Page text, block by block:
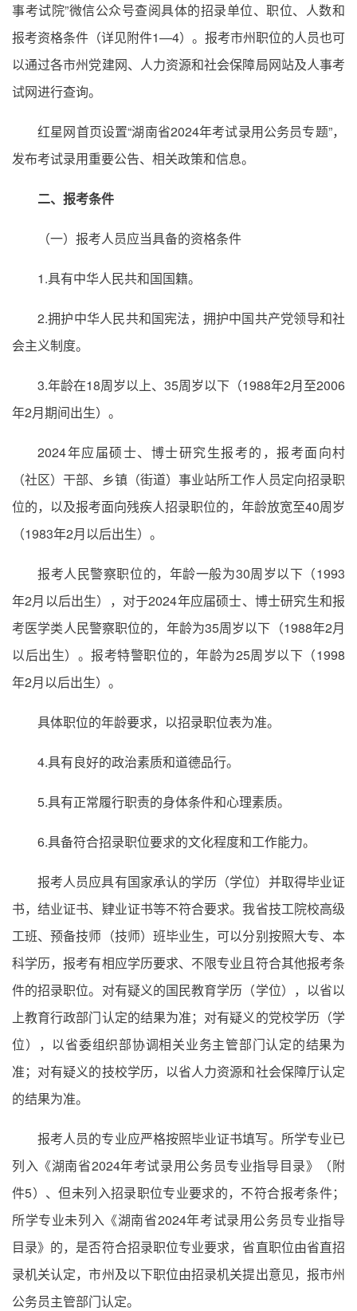
事考试院”微信公众号查阅具体的招录单位、职位、人数和
报考资格条件（详见附件1—4）。报考市州职位的人员也可
以通过各市州党建网、人力资源和社会保障局网站及人事考
试网进行查询。
红星网首页设置“湖南省2024年考试录用公务员专题”，
发布考试录用重要公告、相关政策和信息。
二、报考条件
（一）报考人员应当具备的资格条件
1.具有中华人民共和国国籍。
2.拥护中华人民共和国宪法，拥护中国共产党领导和社
会主义制度。
3.年龄在18周岁以上、35周岁以下（1988年2月至2006
年2月期间出生）。
2024年应届硕士、博士研究生报考的，报考面向村
（社区）干部、乡镇（街道）事业站所工作人员定向招录职
位的，以及报考面向残疾人招录职位的，年龄放宽至40周岁
（1983年2月以后出生）。
报考人民警察职位的，年龄一般为30周岁以下（1993
年2月以后出生），对于2024年应届硕士、博士研究生和报
考医学类人民警察职位的，年龄为35周岁以下（1988年2月
以后出生）。报考特警职位的，年龄为25周岁以下（1998
年2月以后出生）。
具体职位的年龄要求，以招录职位表为准。
4.具有良好的政治素质和道德品行。
5.具有正常履行职责的身体条件和心理素质。
6.具备符合招录职位要求的文化程度和工作能力。
报考人员应具有国家承认的学历（学位）并取得毕业证
书，结业证书、肄业证书等不符合要求。我省技工院校高级
工班、预备技师（技师）班毕业生，可以分别按照大专、本
科学历，报考有相应学历要求、不限专业且符合其他报考条
件的招录职位。对有疑义的国民教育学历（学位），以省以
上教育行政部门认定的结果为准；对有疑义的党校学历（学
位），以省委组织部协调相关业务主管部门认定的结果为
准；对有疑义的技校学历，以省人力资源和社会保障厅认定
的结果为准。
报考人员的专业应严格按照毕业证书填写。所学专业已
列入《湖南省2024年考试录用公务员专业指导目录》（附
件5）、但未列入招录职位专业要求的，不符合报考条件；
所学专业未列入《湖南省2024年考试录用公务员专业指导
目录》的，是否符合招录职位专业要求，省直职位由省直招
录机关认定，市州及以下职位由招录机关提出意见，报市州
公务员主管部门认定。